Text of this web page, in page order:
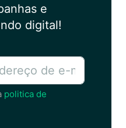
e
digital!
politica de